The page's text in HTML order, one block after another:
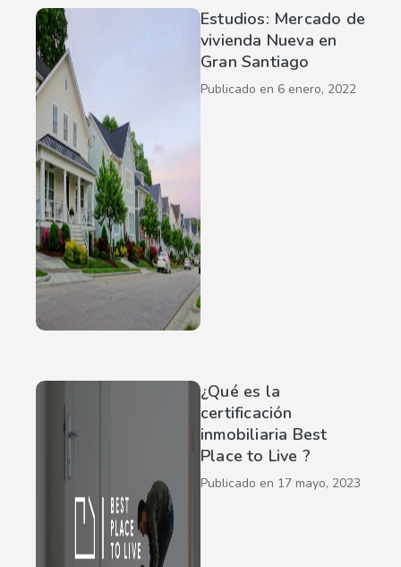
Estudios: Mercado de
vivienda Nueva en
Gran Santiago
Publicado en 6 enero, 2022
¿Qué es la
certificación
inmobiliaria Best
Place to Live ?
Publicado en 17 mayo, 2023